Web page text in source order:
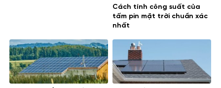
Cách tính công suất của
tấm pin mặt trời chuẩn xác
nhất